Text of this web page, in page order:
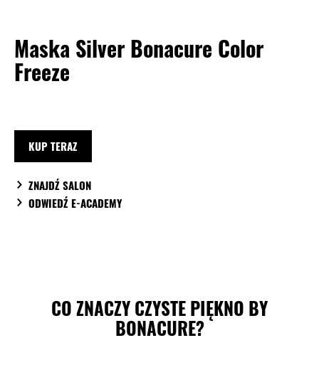
Maska Silver Bonacure Color
Freeze
KUP TERAZ
ZNAJDŹ SALON
ODWIEDŹ E-ACADEMY
CO ZNACZY CZYSTE PIĘKNO BY
BONACURE?